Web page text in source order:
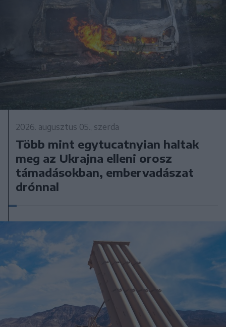
2026. augusztus 05., szerda
Több mint egytucatnyian haltak
meg az Ukrajna elleni orosz
támadásokban, embervadászat
drónnal